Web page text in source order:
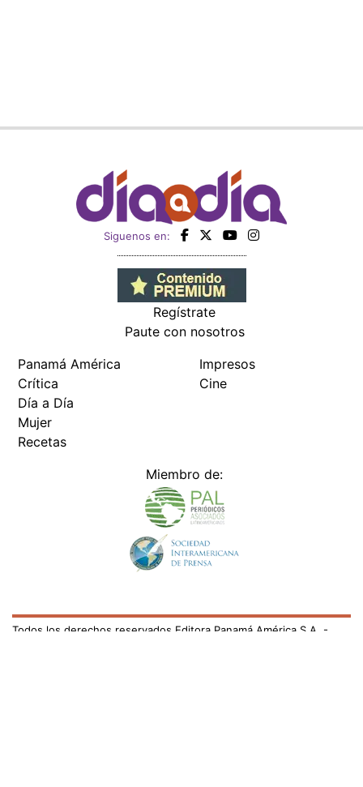
Siguenos en:
Regístrate
Paute con nosotros
Panamá América
Crítica
Día a Día
Mujer
Recetas
Impresos
Cine
Miembro de:
Todos los derechos reservados Editora Panamá América S.A. -